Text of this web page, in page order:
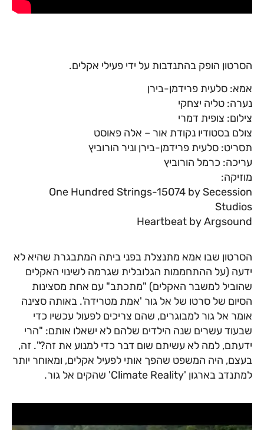
הסרטון הופק בהתנדבות על ידי פעילי אקלים.
אמא: סלעית פרידמן-בירן
נערה: טליה יצחקי
צילום: צופית דמרי
צולם בסטודיו נקודת אור – אלה פאוסט
תסריט: סלעית פרידמן-בירן וניר הורוביץ
עריכה: כרמל הורוביץ
מוזיקה:
One Hundred Strings-15074 by Secession
Studios
Heartbeat by Argsound
הסרטון שבו אמא מתנצלת בפני ביתה המתבגרת שהיא לא
ידעה (על ההתחממות הגלובלית שגרמה לשינוי האקלים
שהוביל למשבר האקלים) "מתכתב" עם אחת מסצינות
הסיום של סרטו של אל גור 'אמת מטרידה'. באותה סצינה
אומר אל גור למבוגרים, שהם צריכים לפעול עכשיו כדי
שבעוד עשרים שנה הילדים שלהם לא ישאלו אותם: "הרי
ידעתם, למה לא עשיתם שום דבר כדי למנוע את זה?". זה,
בעצם, היה המשפט שהפך אותי לפעיל אקלים, ומאוחר יותר
למתנדב בארגון 'Climate Reality' שהקים אל גור.